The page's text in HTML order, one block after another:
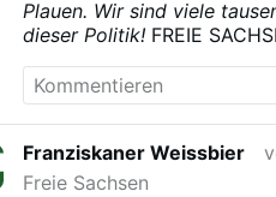
Plauen. Wir sind viele
dieser Politik! FREIE
Franziskaner Weissbier
Freie Sachsen